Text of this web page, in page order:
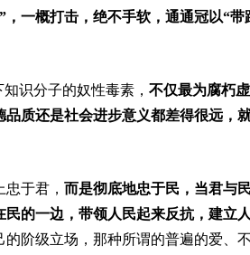
一概打击，绝不手软，通通冠以“带
识分子的奴性毒素， 不仅最为腐朽
质还是社会进步意义都差得很远，
于君， 而是彻底地忠于民，当君与
的一边，带领人民起来反抗，建立
阶级立场，那种所谓的普遍的爱、